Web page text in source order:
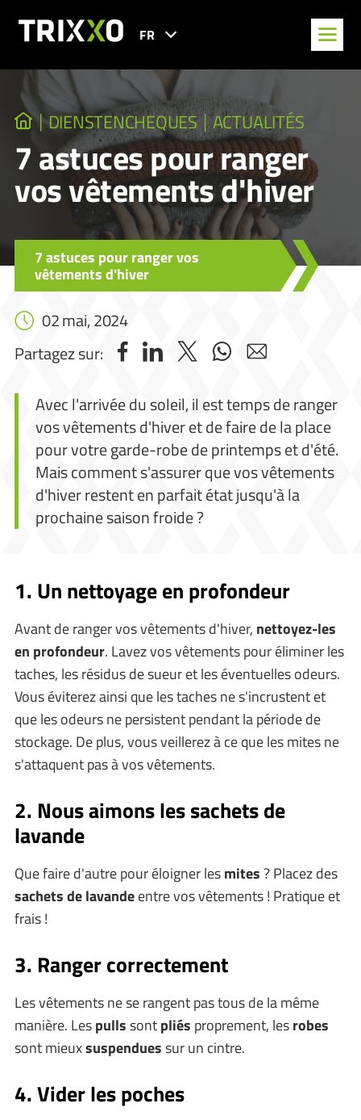
FR
DIENSTENCHEQUES ACTUALITÉS
7 astuces pour ranger
vos vêtements d'hiver
7 astuces pour ranger vos
vêtements d'hiver
02 mai, 2024
Partagez sur:
Avec l'arrivée du soleil, il est temps de ranger
vos vêtements d'hiver et de faire de la place
pour votre garde-robe de printemps et d'été.
Mais comment s'assurer que vos vêtements
d'hiver restent en parfait état jusqu'à la
prochaine saison froide ?
1. Un nettoyage en profondeur
Avant de ranger vos vêtements d'hiver, nettoyez-les
en profondeur. Lavez vos vêtements pour éliminer les
taches, les résidus de sueur et les éventuelles odeurs.
Vous éviterez ainsi que les taches ne s'incrustent et
que les odeurs ne persistent pendant la période de
stockage. De plus, vous veillerez à ce que les mites ne
s'attaquent pas à vos vêtements.
2. Nous aimons les sachets de
lavande
Que faire d'autre pour éloigner lesmites? Placez des
sachets de lavandeentre vos vêtements ! Pratique et
frais !
3. Ranger correctement
Les vêtements ne se rangent pas tous de la même
manière. Lespullssontpliés proprement, lesrobes
sont mieuxsuspenduessur un cintre.
4. Vider les poches